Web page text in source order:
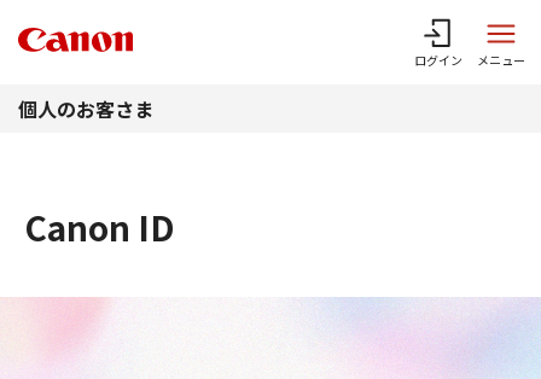
ログイン メニュー
個人のお客さま
Canon ID